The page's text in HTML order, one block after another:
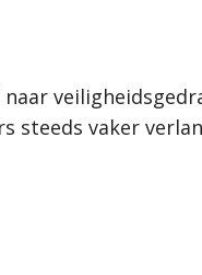
steeds vaker